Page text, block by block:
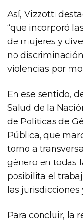
Así, Vizzotti
“que incorporó
de mujeres y
no
violencias por
En ese sentido,
Salud de la
de Políticas de
Pública, que
torno a
género en todas
posibilita el
las jurisdicciones
Para concluir, la